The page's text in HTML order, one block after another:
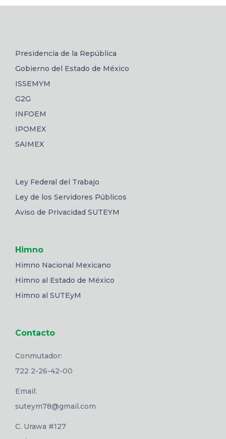
Presidencia de la República
Gobierno del Estado de México
ISSEMYM
G2G
INFOEM
IPOMEX
SAIMEX
Ley Federal del Trabajo
Ley de los Servidores Públicos
Aviso de Privacidad SUTEYM
Himno
Himno Nacional Mexicano
Himno al Estado de México
Himno al SUTEyM
Contacto
Conmutador:
722 2-26-42-00
Email:
suteym78@gmail.com
C. Urawa #127